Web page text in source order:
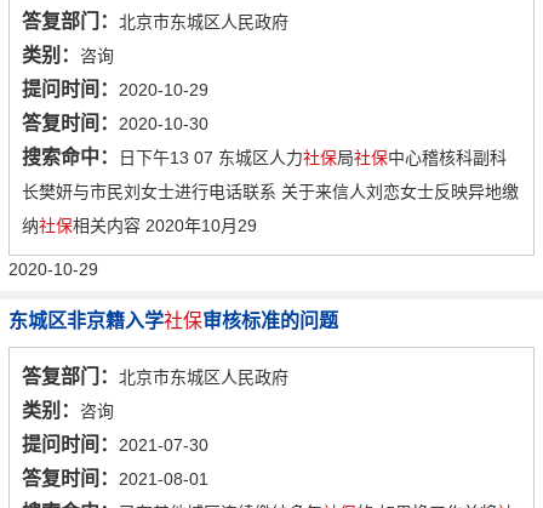
答复部门： 北京市东城区人民政府
类别： 咨询
提问时间： 2020-10-29
答复时间： 2020-10-30
搜索命中： 日下午13 07 东城区人力社保局社保中心稽核科副科
长樊妍与市民刘女士进行电话联系 关于来信人刘恋女士反映异地缴
纳社保相关内容 2020年10月29
2020-10-29
东城区非京籍入学社保审核标准的问题
答复部门： 北京市东城区人民政府
类别： 咨询
提问时间： 2021-07-30
答复时间： 2021-08-01